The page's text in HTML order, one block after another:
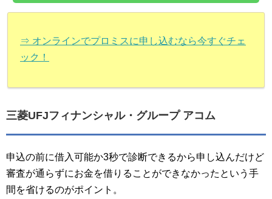
⇒ オンラインでプロミスに申し込むなら今すぐチェ
ック！
三菱UFJフィナンシャル・グループ アコム
申込の前に借入可能か3秒で診断できるから申し込んだけど
審査が通らずにお金を借りることができなかったという手
間を省けるのがポイント。